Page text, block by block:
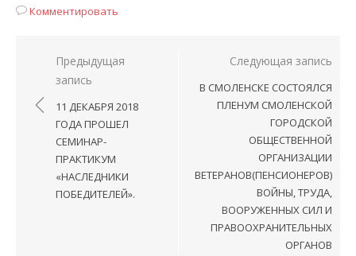
Комментировать
Навигация
записям
Предыдущая
запись
11 ДЕКАБРЯ 2018
ГОДА ПРОШЕЛ
СЕМИНАР-
ПРАКТИКУМ
«НАСЛЕДНИКИ
ПОБЕДИТЕЛЕЙ».
Следующая запись
В СМОЛЕНСКЕ СОСТОЯЛСЯ
ПЛЕНУМ СМОЛЕНСКОЙ
ГОРОДСКОЙ
ОБЩЕСТВЕННОЙ
ОРГАНИЗАЦИИ
ВЕТЕРАНОВ(ПЕНСИОНЕРОВ)
ВОЙНЫ, ТРУДА,
ВООРУЖЕННЫХ СИЛ И
ПРАВООХРАНИТЕЛЬНЫХ
ОРГАНОВ